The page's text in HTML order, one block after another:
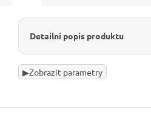
Detailní popis produktu
▶Zobrazit parametry